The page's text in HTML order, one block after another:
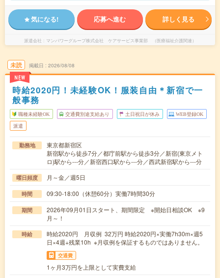
気になる! 応募へ進む 詳しく見る
派遣会社 マンパワーグループ株式会社 ケアサービス事業部 （医療福祉介護関連）
未読
NEW
掲載日 2026/08/08
時給2020円！未経験OK！服装自由＊新宿で一
般事務
職種未経験OK 交通費別途支給あり 土日祝日が休み WEB登録OK
派遣
勤務地
東京都新宿区
新宿駅から徒歩7分／都庁前駅から徒歩3分／新宿(東京メト
ロ)駅から---分／新宿西口駅から---分／西武新宿駅から---分
曜日頻度 月～金／週5日
時間 09:30-18:00（休憩60分）実働7時間30分
期間
2026年09月01日スタート、期間限定 ※開始日相談OK ※9
月～！
時給
時給2020円 月収例 32万円 時給2020円×実働7h30m×週5
日×4週+残業10h ※月収例を保証するものではありません。
交通費
1ヶ月3万円を上限として実費支給